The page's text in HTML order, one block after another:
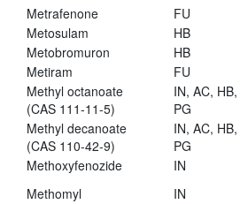
Metrafenone
FU
Metosulam
HB
Metobromuron
HB
Metiram
FU
Methyl octanoate
(CAS 111-11-5)
IN, AC, HB,
PG
Methyl decanoate
(CAS 110-42-9)
IN, AC, HB,
PG
Methoxyfenozide
IN
Methomyl
IN